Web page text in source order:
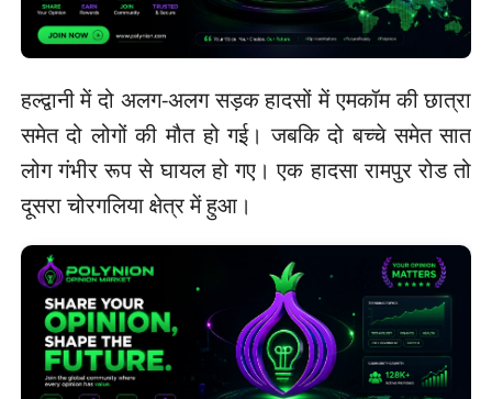
हल्द्वानी में दो अलग-अलग सड़क हादसों में एमकॉम की छात्रा
समेत दो लोगों की मौत हो गई। जबकि दो बच्चे समेत सात
लोग गंभीर रूप से घायल हो गए। एक हादसा रामपुर रोड तो
दूसरा चोरगलिया क्षेत्र में हुआ।